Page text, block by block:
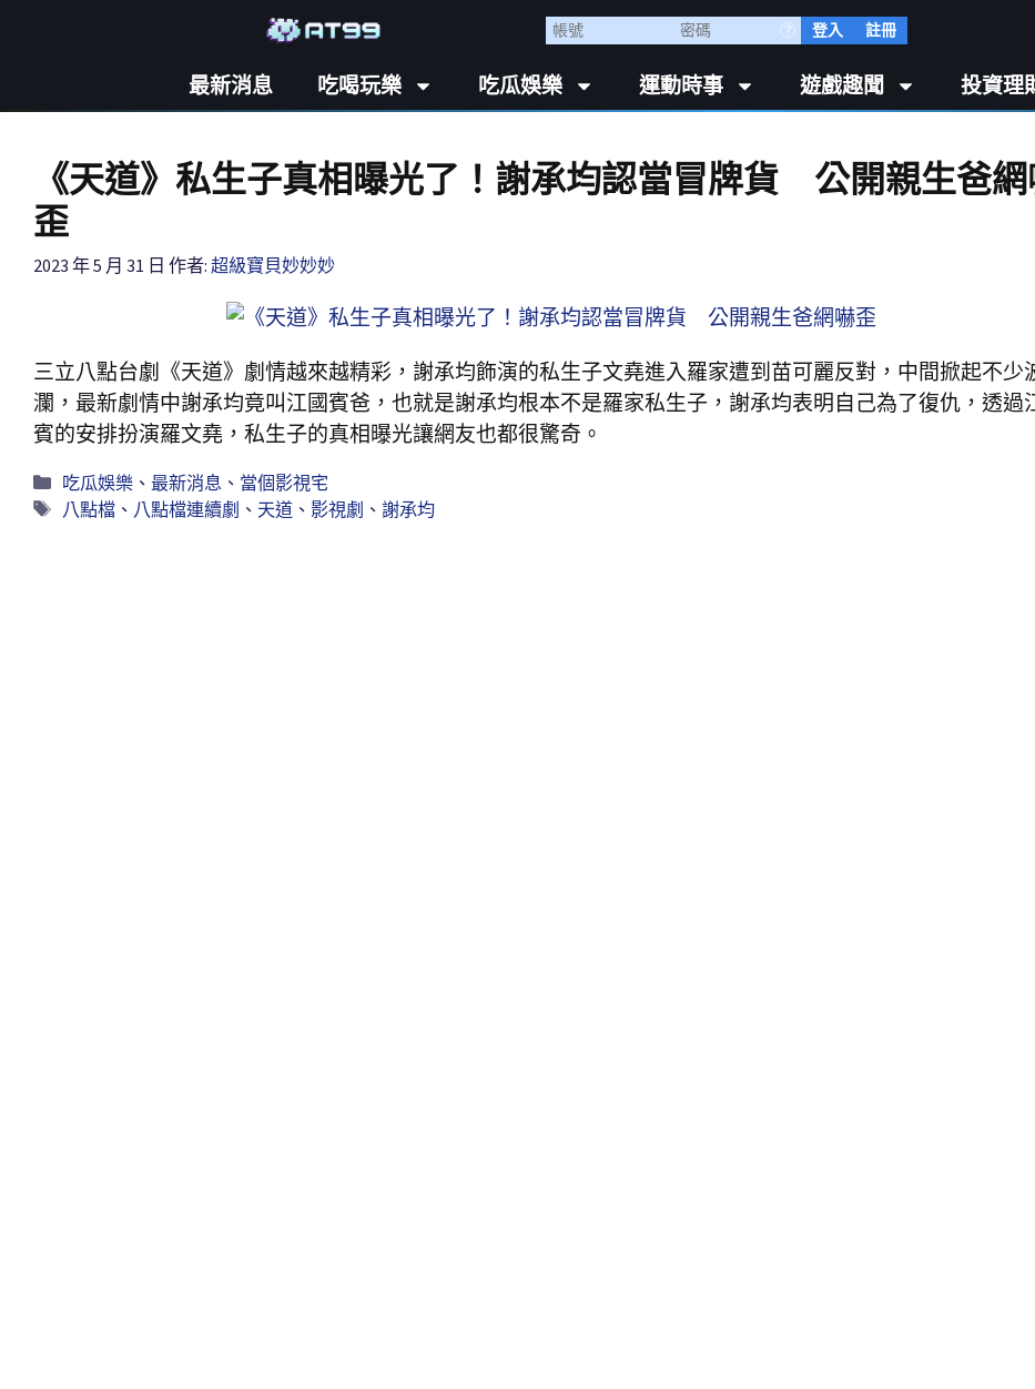
登入 註冊
最新消息 吃喝玩樂 吃瓜娛樂 運動時事 遊戲趣聞 投資理
《天道》私生子真相曝光了！謝承均認當冒牌貨 公開親生爸
歪
2023 年 5 月 31 日 作者: 超級寶貝妙妙妙
三立八點台劇《天道》劇情越來越精彩，謝承均飾演的私生子文堯進入羅家遭到苗可麗反對，中間掀起不少
瀾，最新劇情中謝承均竟叫江國賓爸，也就是謝承均根本不是羅家私生子，謝承均表明自己為了復仇，透過
賓的安排扮演羅文堯，私生子的真相曝光讓網友也都很驚奇。
吃瓜娛樂、 最新消息 、 當個影視宅
八點檔、 八點檔連續劇 、 天道、 影視劇 、 謝承均